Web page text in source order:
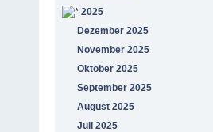
2025
Dezember 2025
November 2025
Oktober 2025
September 2025
August 2025
Juli 2025